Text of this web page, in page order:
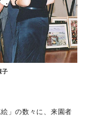
子
」の数々に、来園者